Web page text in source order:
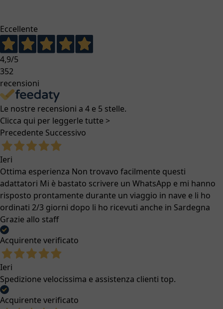
Eccellente
4,9/5
352
recensioni
Le nostre recensioni a 4 e 5 stelle.
Clicca qui per leggerle tutte >
Precedente Successivo
Ieri
Ottima esperienza Non trovavo facilmente questi
adattatori Mi è bastato scrivere un WhatsApp e mi hanno
risposto prontamente durante un viaggio in nave e li ho
ordinati 2/3 giorni dopo li ho ricevuti anche in Sardegna
Grazie allo staff
Acquirente verificato
Ieri
Spedizione velocissima e assistenza clienti top.
Acquirente verificato